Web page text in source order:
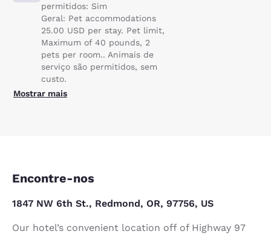
permitidos: Sim
Geral: Pet accommodations
25.00 USD per stay. Pet limit,
Maximum of 40 pounds, 2
pets per room.. Animais de
serviço são permitidos, sem
custo.
Mostrar mais
Encontre-nos
1847 NW 6th St., Redmond, OR, 97756, US
Our hotel’s convenient location off of Highway 97